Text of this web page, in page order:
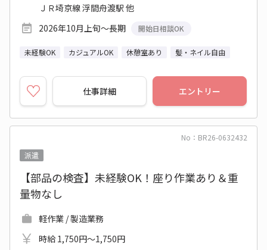
ＪＲ埼京線 浮間舟渡駅 他
2026年10月上旬～長期
開始日相談OK
未経験OK カジュアルOK 休憩室あり 髪・ネイル自由
仕事詳細 エントリー
No：BR26-0632432
派遣
【部品の検査】未経験OK！座り作業あり＆重
量物なし
軽作業 / 製造業務
時給 1,750円～1,750円